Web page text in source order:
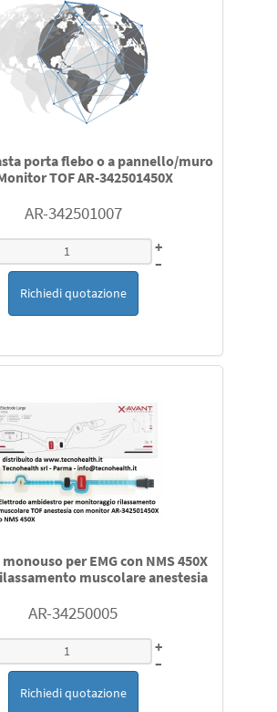
porta flebo o a pannello/muro
TOF AR-342501450X
AR-342501007
+
–
Richiedi quotazione
per EMG con NMS 450X
muscolare anestesia
AR-34250005
+
–
Richiedi quotazione